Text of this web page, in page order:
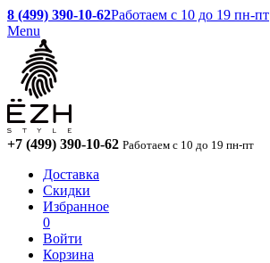
8 (499) 390-10-62Работаем с 10 до 19 пн-пт
Menu
+7 (499) 390-10-62 Работаем с 10 до 19 пн-пт
Доставка
Скидки
Избранное
0
Войти
Корзина